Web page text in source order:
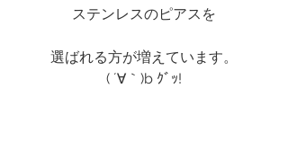
ステンレスのピアスを
選ばれる方が増えています。
( ´∀｀)b ｸﾞｯ!